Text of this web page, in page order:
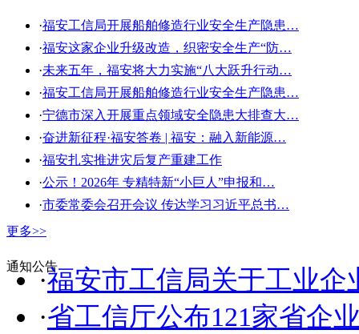
·福安工信局开展船舶修造行业安全生产隐患…
·福安这家企业升级改造，织密安全生产“防…
·未来五年，福安将大力实施“八大跃升行动…
·福安工信局开展船舶修造行业安全生产隐患…
·宁德市深入开展重点领域安全隐患大排查大…
·奋进新征程·福安答卷 | 福安：融入新能源…
·福安扎实推进灾后复产重建工作
·公示！2026年 专精特新“小巨人”申报和…
·市委常委会召开会议 传达学习习近平总书…
更多>>
通知公告
·福安市工信局关于工业
·省工信厅公布121家省企